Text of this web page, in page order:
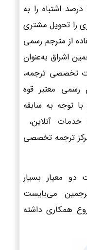
اشتباه را به
را تحویل مشتری
از مترجم رسمی
اشراق به‌عنوان
تخصصی ترجمه،
رسمی معتبر قوه
توجه به سابقه
آنلاین،
ترجمه تخصصی
معیار بسیار
می‌بایست
همکاری داشته